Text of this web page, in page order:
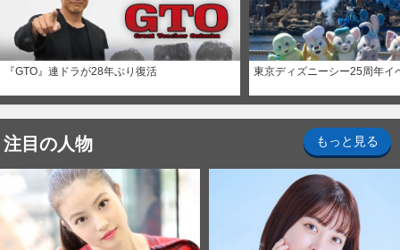
『GTO』連ドラが28年ぶり復活 東京ディズニーシー25周年イ
注目の人物 もっと見る